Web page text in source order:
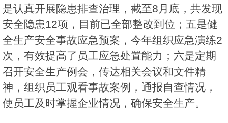
是认真开展隐患排查治理，截至8月底，共发现
安全隐患12项，目前已全部整改到位；五是健
全生产安全事故应急预案，今年组织应急演练2
次，有效提高了员工应急处置能力；六是定期
召开安全生产例会，传达相关会议和文件精
神，组织员工观看事故案例，通报自查情况，
使员工及时掌握企业情况，确保安全生产。